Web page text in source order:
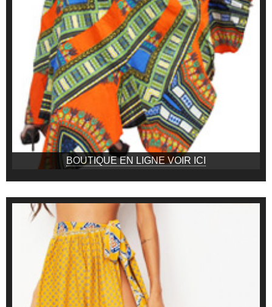
BOUTIQUE EN LIGNE VOIR ICI